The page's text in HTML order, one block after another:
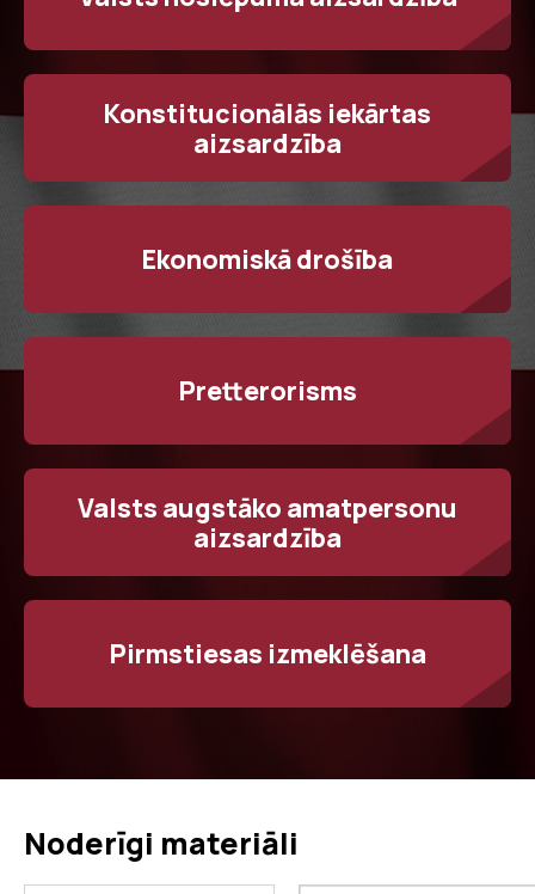
Konstitucionālās iekārtas
aizsardzība
Ekonomiskā drošība
Pretterorisms
Valsts augstāko amatpersonu
aizsardzība
Pirmstiesas izmeklēšana
Noderīgi materiāli